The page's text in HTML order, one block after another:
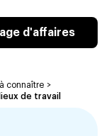
d'affaires
connaître >
de travail